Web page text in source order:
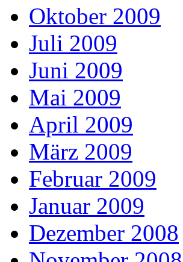
Oktober 2009
Juli 2009
Juni 2009
Mai 2009
April 2009
März 2009
Februar 2009
Januar 2009
Dezember 2008